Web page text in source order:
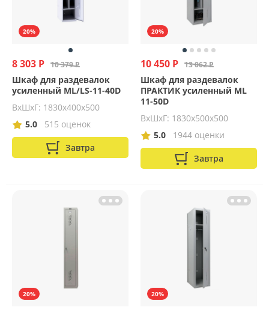
20%
8 303 Р 10 379 Р
Шкаф для раздевалок
усиленный ML/LS-11-40D
ВхШхГ: 1830х400х500
5.0
515 оценок
Завтра
20%
10 450 Р 13 062 Р
Шкаф для раздевалок
ПРАКТИК усиленный ML
11-50D
ВхШхГ: 1830х500х500
5.0
1944 оценки
Завтра
20% 20%